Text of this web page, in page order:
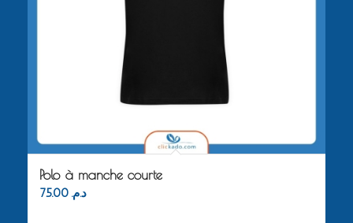
Polo à manche courte
د.م. 75.00